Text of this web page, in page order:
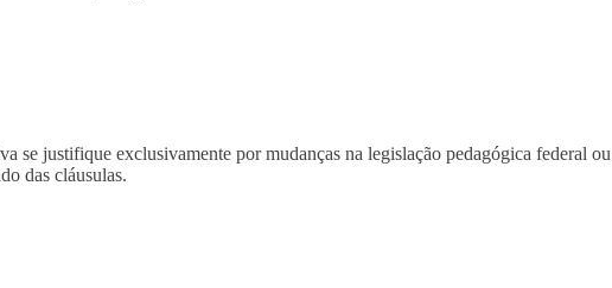
se justifique exclusivamente por mudanças na legislação pedagógica federal ou
das cláusulas.